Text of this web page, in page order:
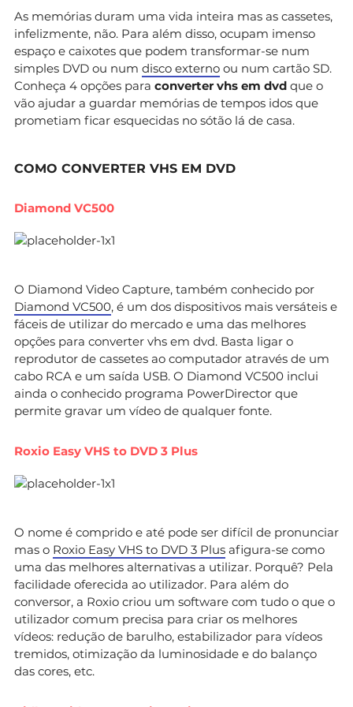
As memórias duram uma vida inteira mas as cassetes,
infelizmente, não. Para além disso, ocupam imenso
espaço e caixotes que podem transformar-se num
simples DVD ou num disco externo ou num cartão SD.
Conheça 4 opções para converter vhs em dvd que o
vão ajudar a guardar memórias de tempos idos que
prometiam ficar esquecidas no sótão lá de casa.
COMO CONVERTER VHS EM DVD
Diamond VC500
O Diamond Video Capture, também conhecido por
Diamond VC500, é um dos dispositivos mais versáteis e
fáceis de utilizar do mercado e uma das melhores
opções para converter vhs em dvd. Basta ligar o
reprodutor de cassetes ao computador através de um
cabo RCA e um saída USB. O Diamond VC500 inclui
ainda o conhecido programa PowerDirector que
permite gravar um vídeo de qualquer fonte.
Roxio Easy VHS to DVD 3 Plus
O nome é comprido e até pode ser difícil de pronunciar
mas o Roxio Easy VHS to DVD 3 Plus afigura-se como
uma das melhores alternativas a utilizar. Porquê? Pela
facilidade oferecida ao utilizador. Para além do
conversor, a Roxio criou um software com tudo o que o
utilizador comum precisa para criar os melhores
vídeos: redução de barulho, estabilizador para vídeos
tremidos, otimização da luminosidade e do balanço
das cores, etc.